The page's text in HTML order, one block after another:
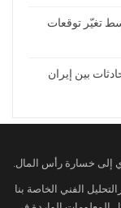
تغيّر توقعات
بين إيران
إلى خسارة رأس المال.
الفني الخاصة بنا